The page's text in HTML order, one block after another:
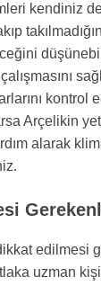
kendiniz
kontrol
Arçelikin
alarak
edilmesi
uzman